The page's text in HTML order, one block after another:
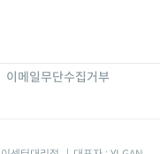
이메일무단수집거부